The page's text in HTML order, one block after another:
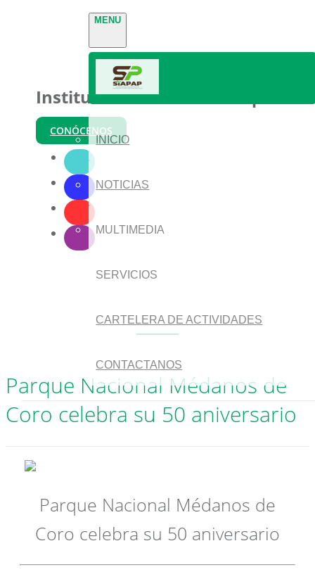
MENU
INICIO
NOTICIAS
MULTIMEDIA
SERVICIOS
CARTELERA DE ACTIVIDADES
CONTACTANOS
Instituto Nacional de Parques
CONÓCENOS
Parque Nacional Médanos de
Coro celebra su 50 aniversario
Parque Nacional Médanos de
Coro celebra su 50 aniversario